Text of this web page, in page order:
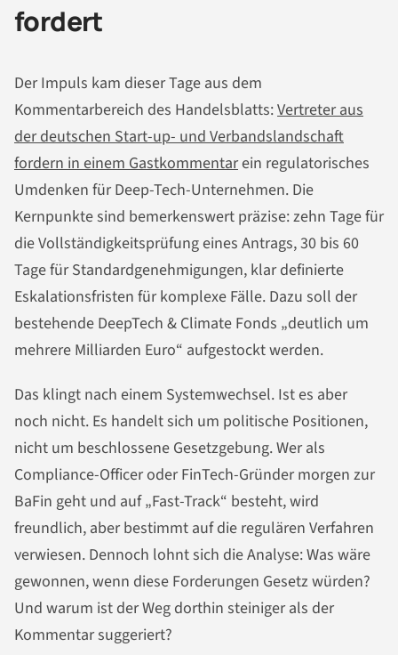
fordert
Der Impuls kam dieser Tage aus dem
Kommentarbereich des Handelsblatts:Vertreter aus
der deutschen Start-up- und Verbandslandschaft
fordern in einem Gastkommentarein regulatorisches
Umdenken für Deep-Tech-Unternehmen. Die
Kernpunkte sind bemerkenswert präzise: zehn Tage für
die Vollständigkeitsprüfung eines Antrags, 30 bis 60
Tage für Standardgenehmigungen, klar definierte
Eskalationsfristen für komplexe Fälle. Dazu soll der
bestehende DeepTech & Climate Fonds „deutlich um
mehrere Milliarden Euro“ aufgestockt werden.
Das klingt nach einem Systemwechsel. Ist es aber
noch nicht. Es handelt sich um politische Positionen,
nicht um beschlossene Gesetzgebung. Wer als
Compliance-Officer oder FinTech-Gründer morgen zur
BaFin geht und auf „Fast-Track“ besteht, wird
freundlich, aber bestimmt auf die regulären Verfahren
verwiesen. Dennoch lohnt sich die Analyse: Was wäre
gewonnen, wenn diese Forderungen Gesetz würden?
Und warum ist der Weg dorthin steiniger als der
Kommentar suggeriert?